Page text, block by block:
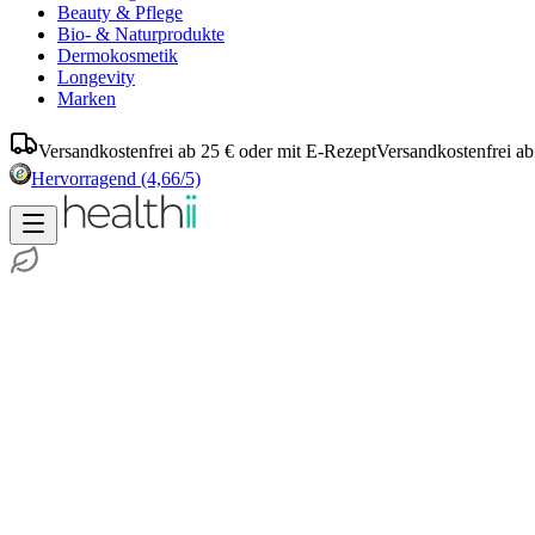
Beauty & Pflege
Bio- & Naturprodukte
Dermokosmetik
Longevity
Marken
Versandkostenfrei ab 25 € oder mit E-RezeptVersandkostenfrei
Hervorragend (4,66/5)